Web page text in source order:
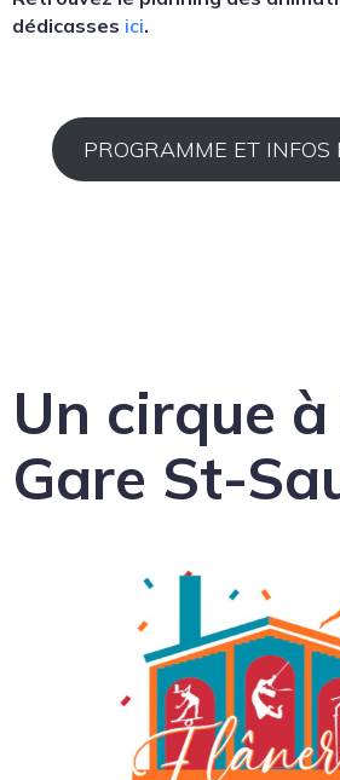
dédicasses ici.
PROGRAMME ET INFOS
Un cirque
Gare St-